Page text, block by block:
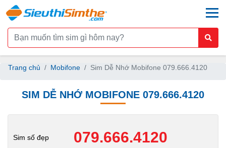
Trang chủ Mobifone Sim Dễ Nhớ Mobifone 079.666.4120
SIM DỄ NHỚ MOBIFONE 079.666.4120
Sim số đẹp 079.666.4120